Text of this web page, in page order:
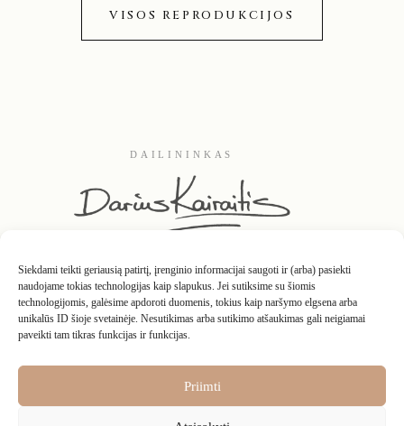
Siekdami teikti geriausią patirtį, įrenginio informacijai saugoti ir (arba) pasiekti
naudojame tokias technologijas kaip slapukus. Jei sutiksime su šiomis
technologijomis, galėsime apdoroti duomenis, tokius kaip naršymo elgsena arba
unikalūs ID šioje svetainėje. Nesutikimas arba sutikimo atšaukimas gali neigiamai
paveikti tam tikras funkcijas ir funkcijas.
Priimti
VISOS REPRODUKCIJOS
DAILININKAS
Grąžinimo taisyklės
Privatumo politika
Pirkimo – pardavimo taisyklės